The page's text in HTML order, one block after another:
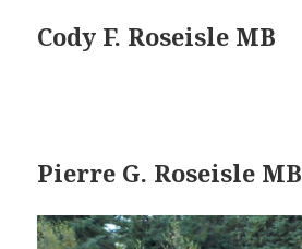
Cody F. Roseisle MB
Pierre G. Roseisle MB